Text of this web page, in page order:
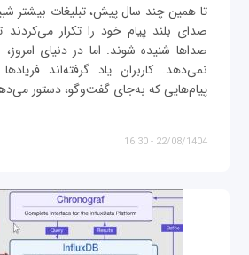
تا همین چند سال پیش، تبلیغات بیشتر
صدای بلند پیام خود را تکرار می‌کردند
صداها شنیده شوند. اما در دنیای
نمی‌دهد. کاربران یاد گرفته‌اند
پیام‌هایی که به‌جای گفت‌وگو، دستور
22/08/1404 - 16:30